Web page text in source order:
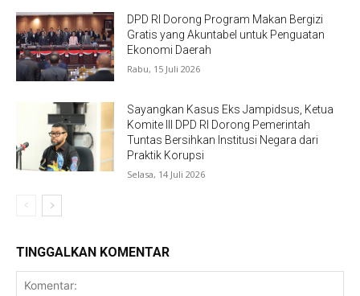
DPD RI Dorong Program Makan Bergizi
Gratis yang Akuntabel untuk Penguatan
Ekonomi Daerah
Rabu, 15 Juli 2026
Sayangkan Kasus Eks Jampidsus, Ketua
Komite III DPD RI Dorong Pemerintah
Tuntas Bersihkan Institusi Negara dari
Praktik Korupsi
Selasa, 14 Juli 2026
TINGGALKAN KOMENTAR